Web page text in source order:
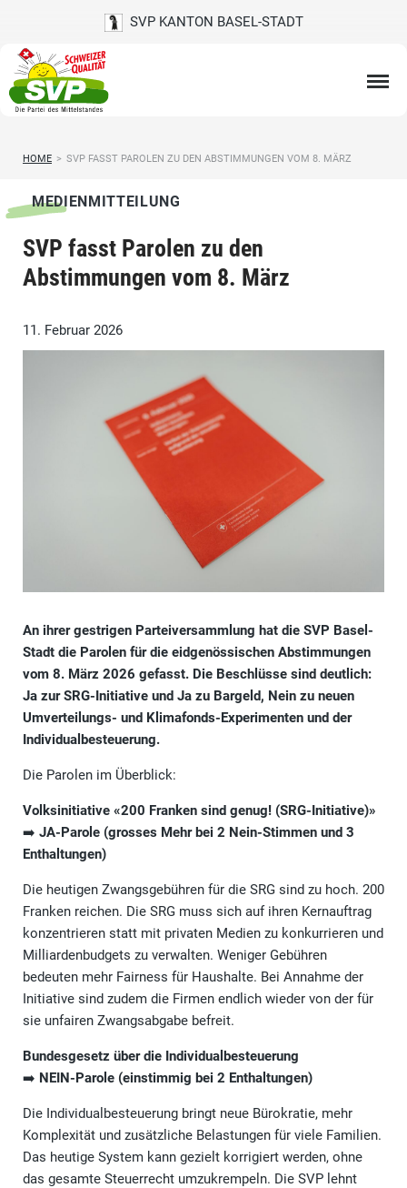
SVP KANTON BASEL-STADT
HOME > SVP FASST PAROLEN ZU DEN ABSTIMMUNGEN VOM 8. MÄRZ
MEDIENMITTEILUNG
SVP fasst Parolen zu den
Abstimmungen vom 8. März
11. Februar 2026
An ihrer gestrigen Parteiversammlung hat die SVP Basel-
Stadt die Parolen für die eidgenössischen Abstimmungen
vom 8. März 2026 gefasst. Die Beschlüsse sind deutlich:
Ja zur SRG-Initiative und Ja zu Bargeld, Nein zu neuen
Umverteilungs- und Klimafonds-Experimenten und der
Individualbesteuerung.
Die Parolen im Überblick:
Volksinitiative «200 Franken sind genug! (SRG-Initiative)»
➡️ JA-Parole (grosses Mehr bei 2 Nein-Stimmen und 3
Enthaltungen)
Die heutigen Zwangsgebühren für die SRG sind zu hoch. 200
Franken reichen. Die SRG muss sich auf ihren Kernauftrag
konzentrieren statt mit privaten Medien zu konkurrieren und
Milliardenbudgets zu verwalten. Weniger Gebühren
bedeuten mehr Fairness für Haushalte. Bei Annahme der
Initiative sind zudem die Firmen endlich wieder von der für
sie unfairen Zwangsabgabe befreit.
Bundesgesetz über die Individualbesteuerung
➡️ NEIN-Parole (einstimmig bei 2 Enthaltungen)
Die Individualbesteuerung bringt neue Bürokratie, mehr
Komplexität und zusätzliche Belastungen für viele Familien.
Das heutige System kann gezielt korrigiert werden, ohne
das gesamte Steuerrecht umzukrempeln. Die SVP lehnt